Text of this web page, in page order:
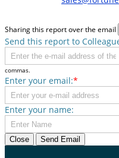
Sharing this report over the email
Send this report to
commas.
Enter your email:*
Enter your name:
Close Send Email